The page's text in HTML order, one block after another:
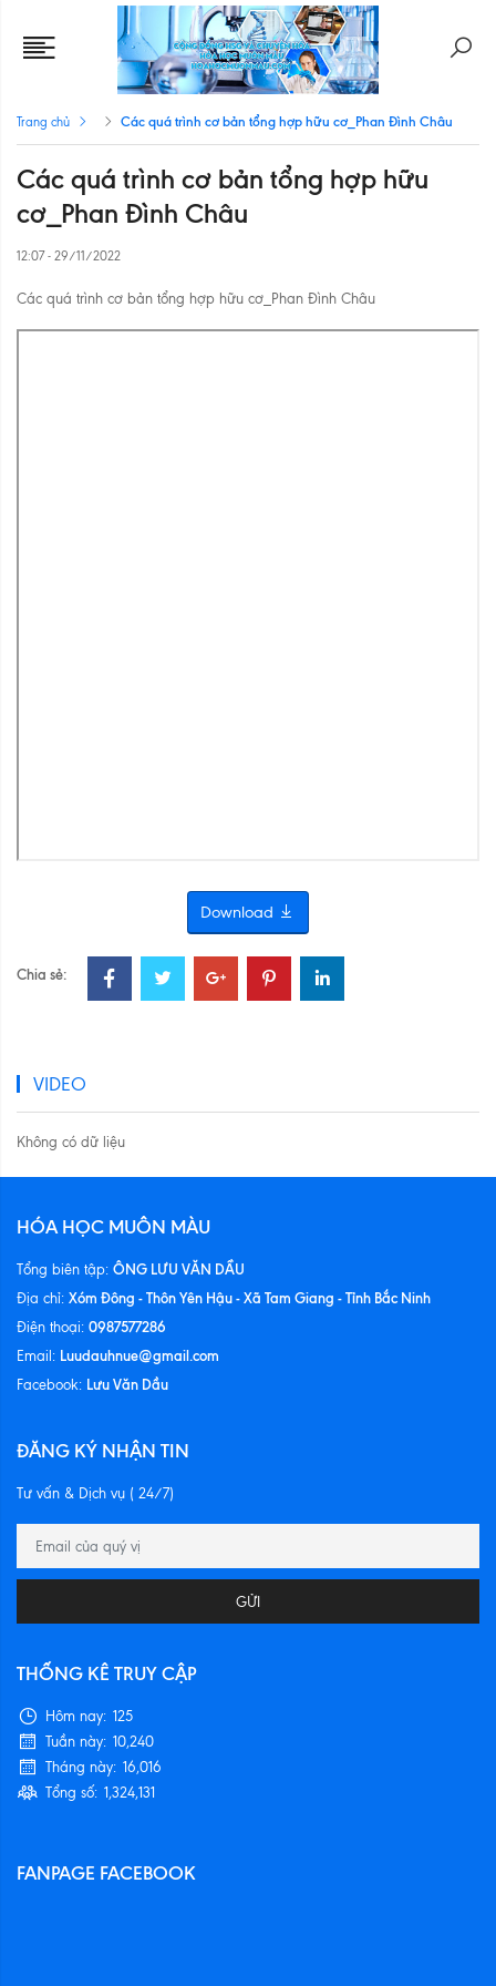
Trang chủ Các quá trình cơ bản tổng hợp hữu cơ_Phan Đình Châu
Các quá trình cơ bản tổng hợp hữu
cơ_Phan Đình Châu
12:07 - 29/11/2022
Các quá trình cơ bản tổng hợp hữu cơ_Phan Đình Châu
Download
Chia sẻ:
VIDEO
Không có dữ liệu
HÓA HỌC MUÔN MÀU
Tổng biên tập: ÔNG LƯU VĂN DẦU
Địa chỉ: Xóm Đông - Thôn Yên Hậu - Xã Tam Giang - Tỉnh Bắc Ninh
Điện thoại: 0987577286
Email: Luudauhnue@gmail.com
Facebook: Lưu Văn Dầu
ĐĂNG KÝ NHẬN TIN
Tư vấn & Dịch vụ ( 24/7)
GỬI
THỐNG KÊ TRUY CẬP
Hôm nay: 125
Tuần này: 10,240
Tháng này: 16,016
Tổng số: 1,324,131
FANPAGE FACEBOOK